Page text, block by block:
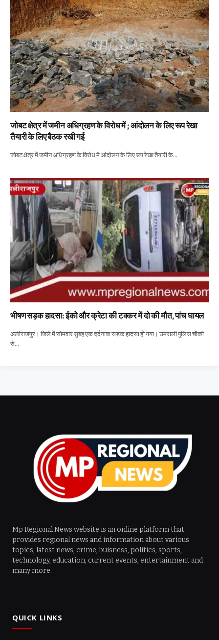
जोबट क्षेत्र में जमीन अधिग्रहण के विरोध में ; आंदोलन के लिए रूप रेखा
तैयारी के लिए बैठक रखी गई
जोबट क्षेत्र में जमीन अधिग्रहण के विरोध में आंदोलन के लिए रूप रेखा तैयारी के…
भीषण सड़क हादसा: ईको और क्रेटा की टक्कर में दो की मौत, पांच घायल
अलीराजपुर। जिले में सोमवार सुबह एक दर्दनाक सड़क हादसा हो गया। उमराली पुलिस चौकी
से…
Mp Regional News website is an online platform that
provides regional news and information about various
topics, latest news, crime, buisness, politics, sports,
technology, education, current events, entertainment and
many more.
QUICK LINKS